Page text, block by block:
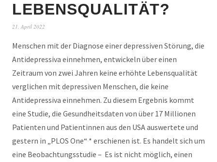
LEBENSQUALITÄT?
21. April 2022
Menschen mit der Diagnose einer depressiven Störung, die
Antidepressiva einnehmen, entwickeln über einen
Zeitraum von zwei Jahren keine erhöhte Lebensqualität
verglichen mit depressiven Menschen, die keine
Antidepressiva einnehmen. Zu diesem Ergebnis kommt
eine Studie, die Gesundheitsdaten von über 17 Millionen
Patienten und Patientinnen aus den USA auswertete und
gestern in „PLOS One“ * erschienen ist. Es handelt sich um
eine Beobachtungsstudie – Es ist nicht möglich, einen